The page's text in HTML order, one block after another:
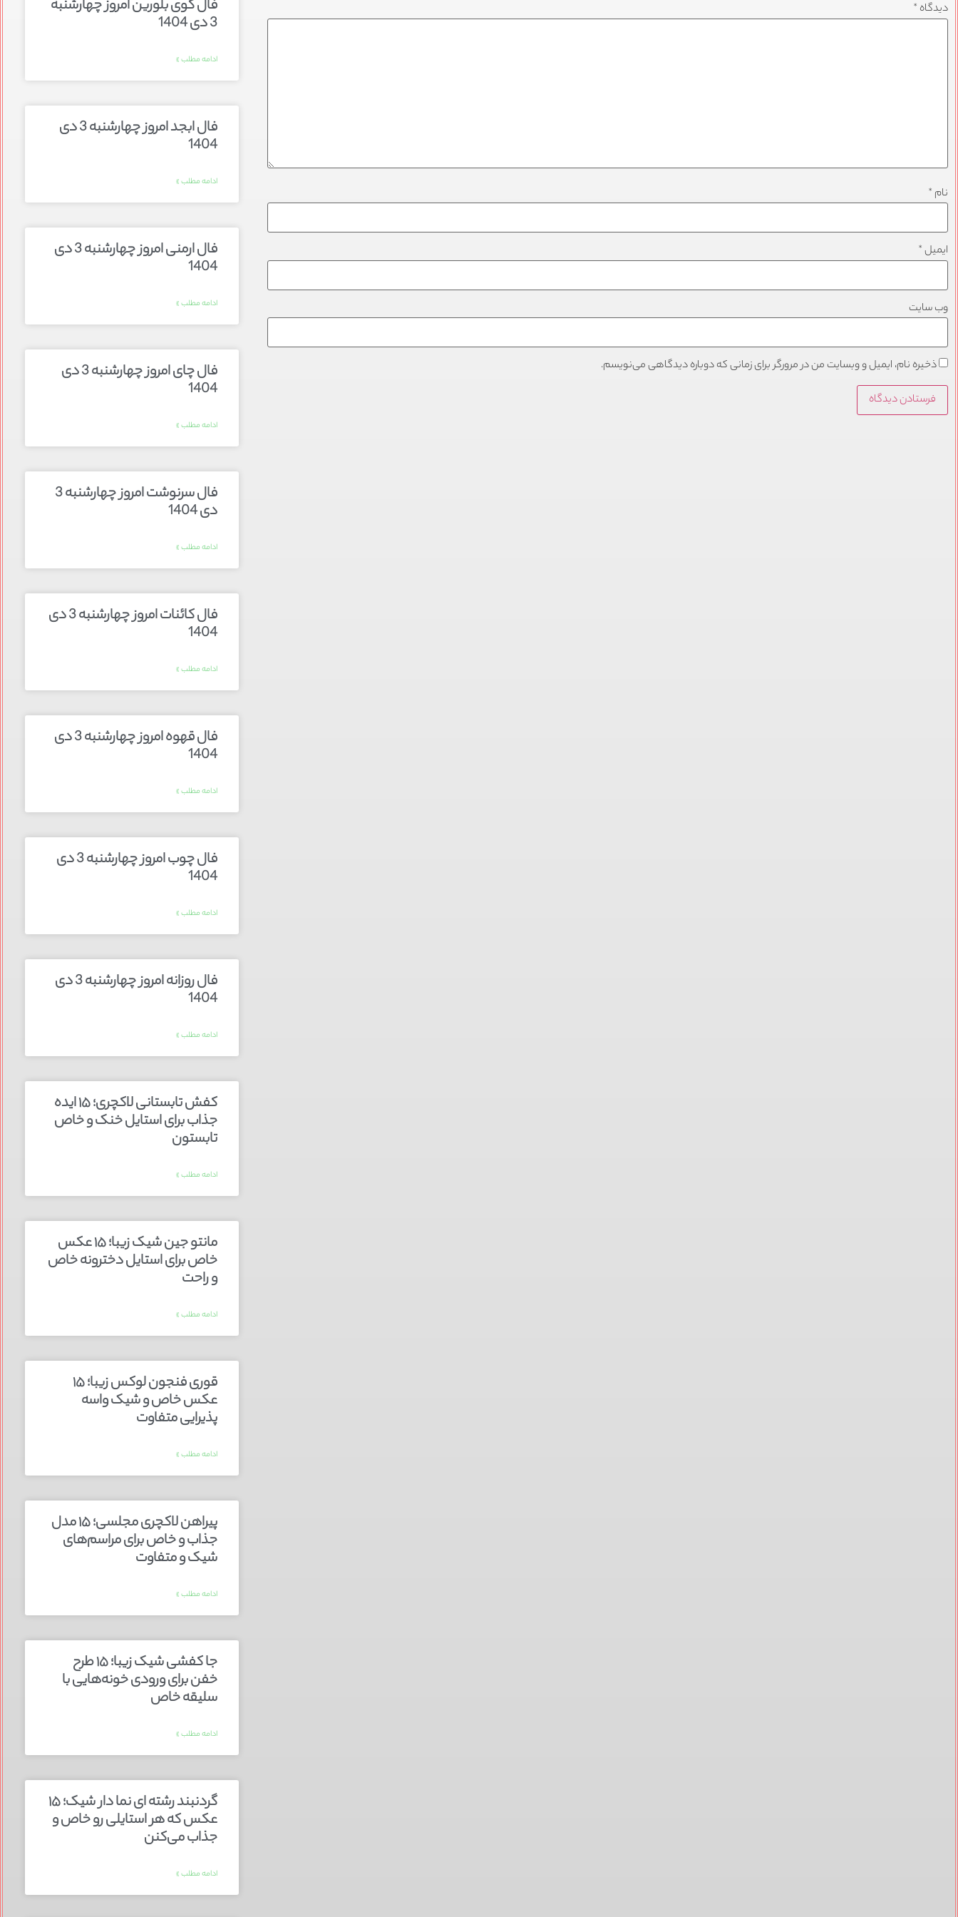
دیدگاه *
نام *
ایمیل*
وب‌ سایت
ذخیره نام، ایمیل و وبسایت من در مرورگر برای زمانی که دوباره دیدگاهی می‌نویسم.
فال گوی بلورین امروز چهارشنبه
3 دی 1404
ادامه مطلب »
فال ابجد امروز چهارشنبه 3 دی
1404
ادامه مطلب »
فال ارمنی امروز چهارشنبه 3 دی
1404
ادامه مطلب »
فال چای امروز چهارشنبه 3 دی
1404
ادامه مطلب »
فال سرنوشت امروز چهارشنبه 3
دی 1404
ادامه مطلب »
فال کائنات امروز چهارشنبه 3 دی
1404
ادامه مطلب »
فال قهوه امروز چهارشنبه 3 دی
1404
ادامه مطلب »
فال چوب امروز چهارشنبه 3 دی
1404
ادامه مطلب »
فال روزانه امروز چهارشنبه 3 دی
1404
ادامه مطلب »
کفش تابستانی لاکچری؛ ۱۵ ایده‌
جذاب برای استایل خنک و خاص
تابستون
ادامه مطلب »
مانتو جین شیک زیبا؛ ۱۵ عکس
خاص برای استایل دخترونه خاص
و راحت
ادامه مطلب »
قوری فنجون لوکس زیبا؛ ۱۵
عکس خاص و شیک واسه
پذیرایی متفاوت
ادامه مطلب »
پیراهن لاکچری مجلسی؛ ۱۵ مدل
جذاب و خاص برای مراسم‌های
شیک و متفاوت
ادامه مطلب »
جا کفشی شیک زیبا؛ ۱۵ طرح
خفن برای ورودی خونه‌هایی با
سلیقه خاص
ادامه مطلب »
گردنبند رشته ای نما دار شیک؛ ۱۵
عکس که هر استایلی رو خاص و
جذاب می‌کنن
ادامه مطلب »